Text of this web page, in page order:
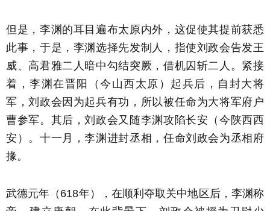
但是，李渊的耳目遍布太原内外，这促使其提前获悉
此事，于是，李渊选择先发制人，指使刘政会告发王
威、高君雅二人暗中勾结突厥，借机囚斩二人。紧接
着，李渊在晋阳（今山西太原）起兵后，自封大将
军，刘政会因为起兵有功，所以被任命为大将军府户
曹参军。其后，刘政会又随李渊攻陷长安（今陕西西
安）。十一月，李渊进封丞相，任命刘政会为丞相府
掾。
武德元年（618年），在顺利夺取关中地区后，李渊称